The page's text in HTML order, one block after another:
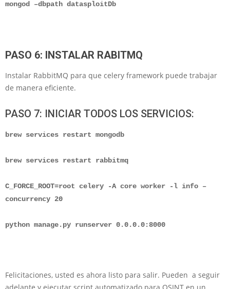
mongod –dbpath datasploitDb
PASO 6: INSTALAR RABITMQ
Instalar RabbitMQ para que celery framework puede trabajar
de manera eficiente.
PASO 7: INICIAR TODOS LOS SERVICIOS:
brew services restart mongodb
brew services restart rabbitmq
C_FORCE_ROOT=root celery -A core worker -l info –
concurrency 20
python manage.py runserver 0.0.0.0:8000
Felicitaciones, usted es ahora listo para salir. Pueden a seguir